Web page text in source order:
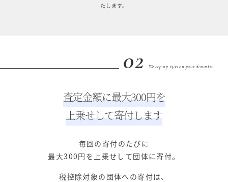
たします。
02 We top up ¥300 on your donation
査定金額に最大300円を
上乗せして寄付します
毎回の寄付のたびに
最大300円を上乗せして団体に寄付。
税控除対象の団体への寄付は、